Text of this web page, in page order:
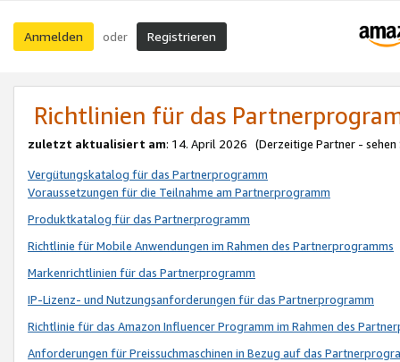
Anmelden oder Registrieren
Richtlinien für das
zuletzt aktualisiert am: 14. April 2026 (Derzeitige Partner - sehen
Vergütungskatalog für das Partnerprogramm
Voraussetzungen für die Teilnahme am Partnerprogramm
Produktkatalog für das Partnerprogramm
Richtlinie für Mobile Anwendungen im Rahmen des Partnerprogramms
Markenrichtlinien für das Partnerprogramm
IP-Lizenz- und Nutzungsanforderungen für das Partnerprogramm
Richtlinie für das Amazon Influencer Programm im Rahmen des
Anforderungen für Preissuchmaschinen in Bezug auf das